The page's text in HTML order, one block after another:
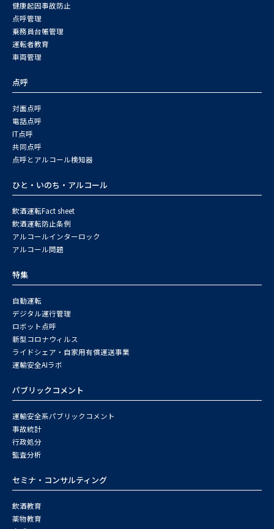
健康起因事故防止
点呼管理
乗務員台帳管理
運転者教育
車両管理
点呼
対面点呼
電話点呼
IT点呼
共同点呼
点呼とアルコール検知器
ひと・いのち・アルコール
飲酒運転Fact sheet
飲酒運転防止条例
アルコールインターロック
アルコール問題
特集
自動運転
デジタル運行管理
ロボット点呼
新型コロナウィルス
ライドシェア・自家用有償運送事業
運輸安全AIラボ
パブリックコメント
運輸安全系パブリックコメント
事故統計
行政処分
監査分析
セミナ・コンサルティング
飲酒教育
薬物教育